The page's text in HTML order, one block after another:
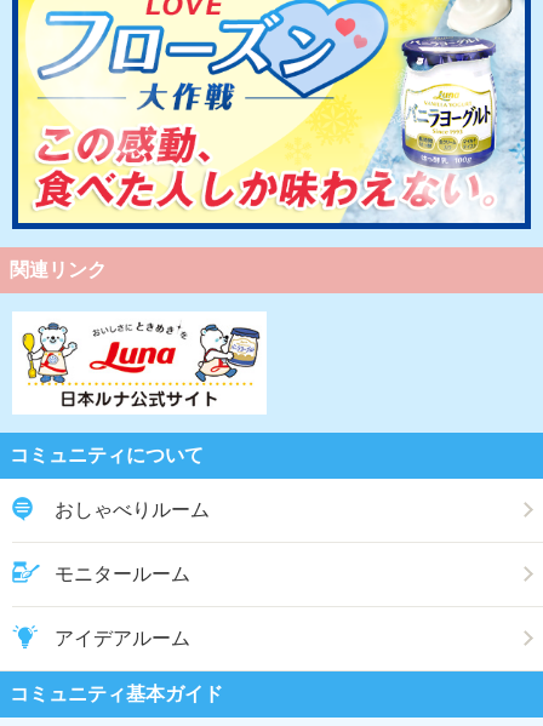
関連リンク
コミュニティについて
おしゃべりルーム
モニタールーム
アイデアルーム
コミュニティ基本ガイド